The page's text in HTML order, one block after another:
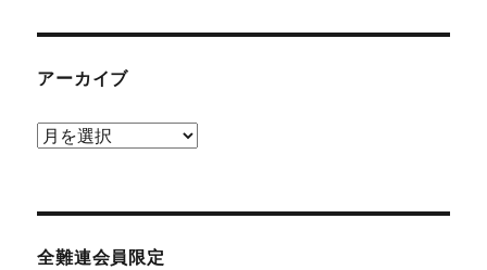
アーカイブ
ア
ブ
全難連会員限定